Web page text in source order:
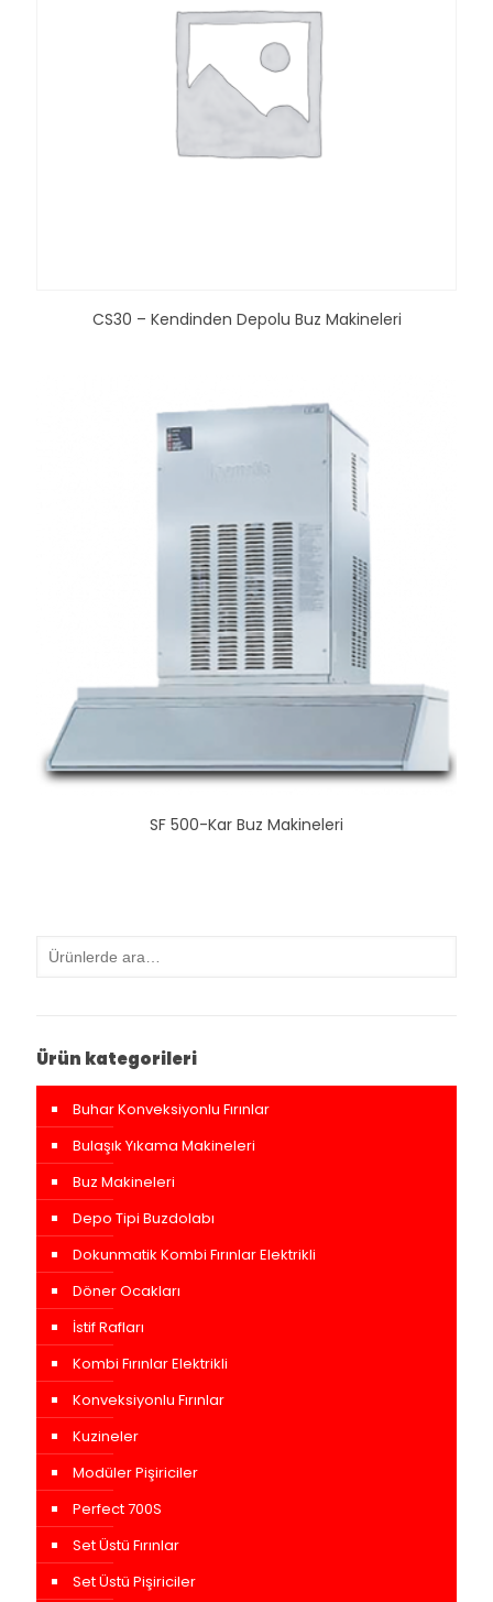
CS30 – Kendinden Depolu Buz Makineleri
SF 500-Kar Buz Makineleri
Ürün kategorileri
Buhar Konveksiyonlu Fırınlar
Bulaşık Yıkama Makineleri
Buz Makineleri
Depo Tipi Buzdolabı
Dokunmatik Kombi Fırınlar Elektrikli
Döner Ocakları
İstif Rafları
Kombi Fırınlar Elektrikli
Konveksiyonlu Fırınlar
Kuzineler
Modüler Pişiriciler
Perfect 700S
Set Üstü Fırınlar
Set Üstü Pişiriciler